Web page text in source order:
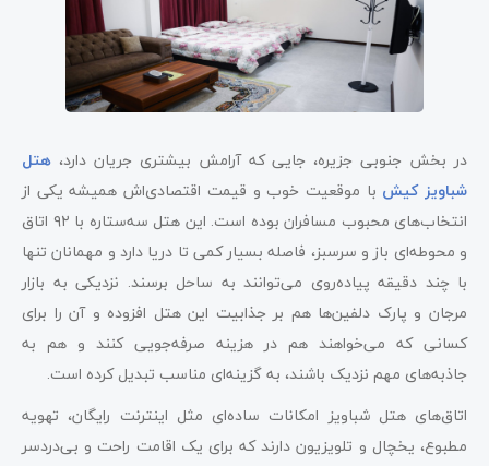
در بخش جنوبی جزیره، جایی که آرامش بیشتری جریان دارد، هتل
شباویز کیش با موقعیت خوب و قیمت اقتصادی‌اش همیشه یکی از
انتخاب‌های محبوب مسافران بوده است. این هتل سه‌ستاره با ۹۲ اتاق
و محوطه‌ای باز و سرسبز، فاصله بسیار کمی تا دریا دارد و مهمانان تنها
با چند دقیقه پیاده‌روی می‌توانند به ساحل برسند. نزدیکی به بازار
مرجان و پارک دلفین‌ها هم بر جذابیت این هتل افزوده و آن را برای
کسانی که می‌خواهند هم در هزینه صرفه‌جویی کنند و هم به
جاذبه‌های مهم نزدیک باشند، به گزینه‌ای مناسب تبدیل کرده است.
اتاق‌های هتل شباویز امکانات ساده‌ای مثل اینترنت رایگان، تهویه
مطبوع، یخچال و تلویزیون دارند که برای یک اقامت راحت و بی‌دردسر